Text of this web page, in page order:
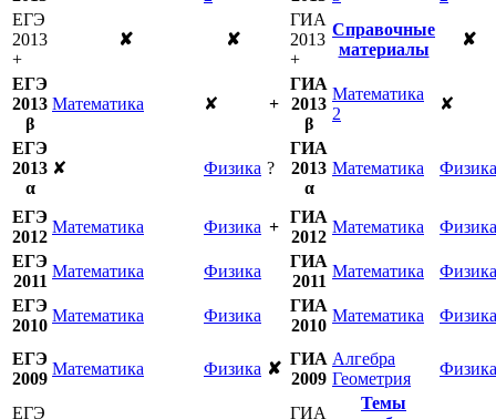
ЕГЭ
2013
+
✘ ✘
ГИА
2013
+
Справочные
материалы
✘
ЕГЭ
2013
β
Математика ✘ +
ГИА
2013
β
Математика
2
✘
ЕГЭ
2013
α
✘ Физика ?
ГИА
2013
α
Математика Физика
ЕГЭ
2012
Математика Физика +
ГИА
2012
Математика
Физика
ЕГЭ
2011
Математика Физика
ГИА
2011
Математика
Физика
ЕГЭ
2010
Математика Физика
ГИА
2010
Математика Физика
ЕГЭ
2009
Математика Физика ✘
ГИА
2009
Алгебра
Геометрия
Физика
ЕГЭ
ГИА
Темы